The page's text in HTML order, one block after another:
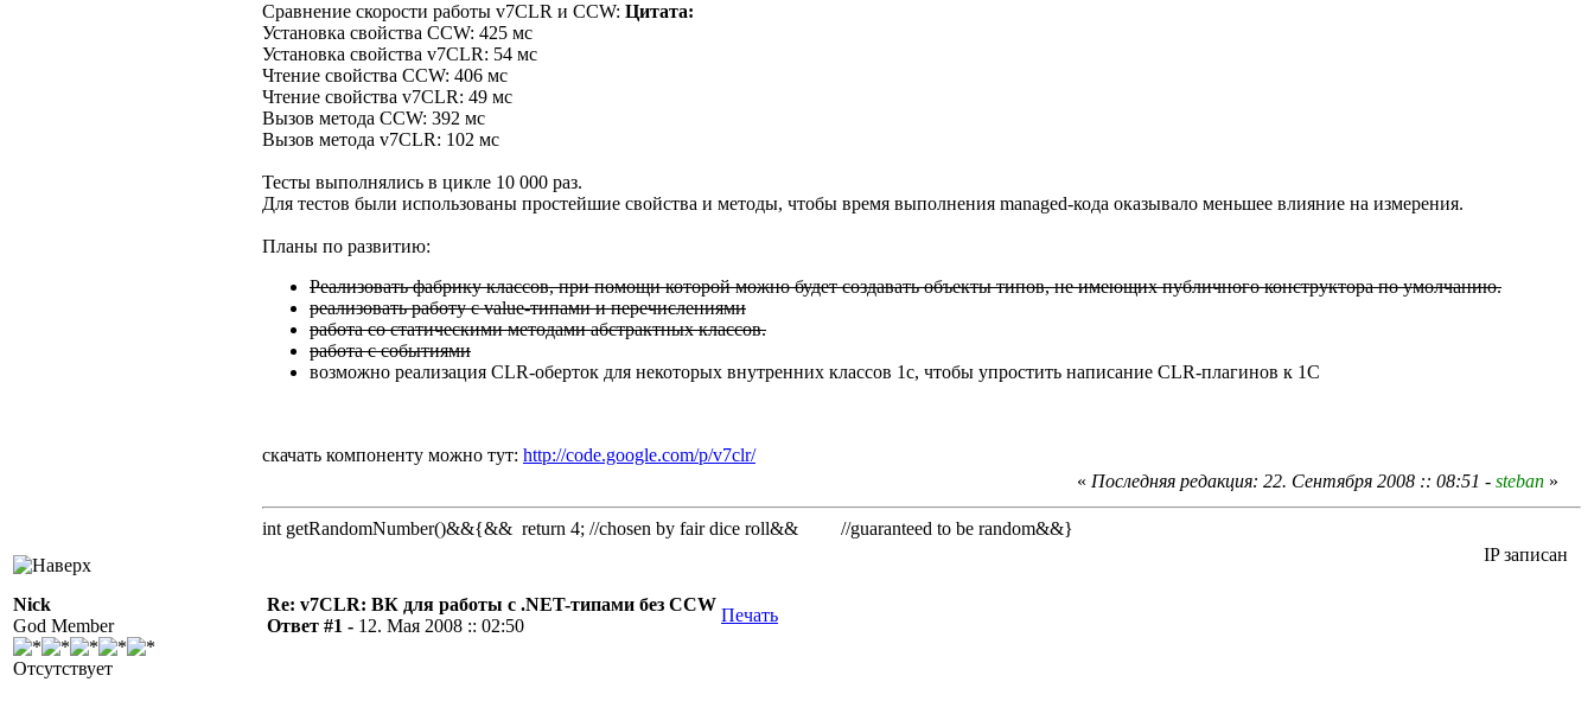
Сравнение скорости работы v7CLR и CCW: Цитата:
Установка свойства CCW: 425 мс
Установка свойства v7CLR: 54 мс
Чтение свойства CCW: 406 мс
Чтение свойства v7CLR: 49 мс
Вызов метода CCW: 392 мс
Вызов метода v7CLR: 102 мс
Тесты выполнялись в цикле 10 000 раз.
Для тестов были использованы простейшие свойства и методы, чтобы время выполнения managed-кода оказывало меньшее влияние на измерения.
Планы по развитию:
Реализовать фабрику классов, при помощи которой можно будет создавать объекты типов, не имеющих публичного конструктора по умолчанию.
реализовать работу с value-типами и перечислениями
работа со статическими методами абстрактных классов.
работа с событиями
возможно реализация CLR-оберток для некоторых внутренних классов 1с, чтобы упростить написание CLR-плагинов к 1С
скачать компоненту можно тут: http://code.google.com/p/v7clr/
« Последняя редакция: 22. Сентября 2008 :: 08:51 - steban»
int getRandomNumber()&&{&& return 4; //chosen by fair dice roll&& //guaranteed to be random&&}
IP записан
Nick
God Member
Отсутствует
Re: v7CLR: ВК для работы с .NET-типами без CCW
Ответ #1 - 12. Мая 2008 :: 02:50
Печать